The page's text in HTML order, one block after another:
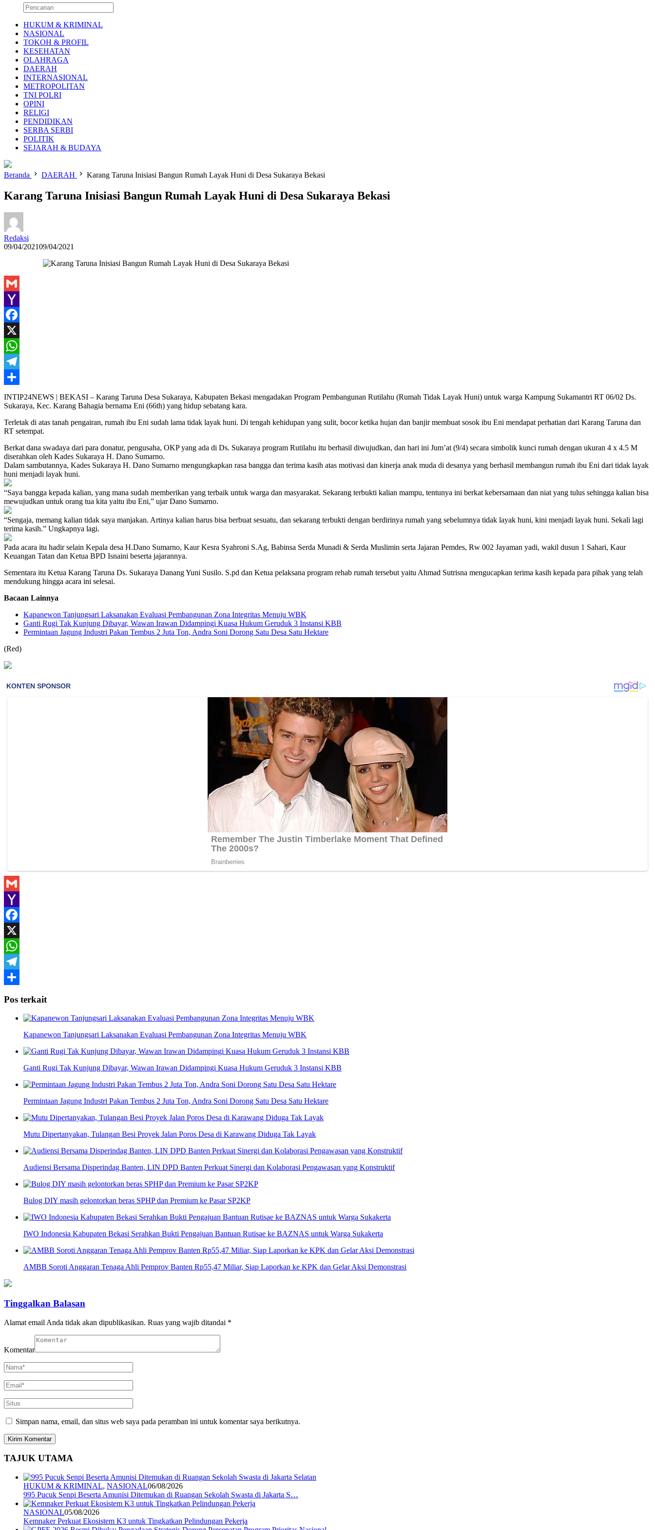
HUKUM & KRIMINAL
NASIONAL
TOKOH & PROFIL
KESEHATAN
OLAHRAGA
DAERAH
INTERNASIONAL
METROPOLITAN
TNI POLRI
OPINI
RELIGI
PENDIDIKAN
SERBA SERBI
POLITIK
SEJARAH & BUDAYA
Beranda DAERAH Karang Taruna Inisiasi Bangun Rumah Layak Huni di Desa Sukaraya Bekasi
Karang Taruna Inisiasi Bangun Rumah Layak Huni di Desa Sukaraya Bekasi
Redaksi
09/04/202109/04/2021
Gmail
Yahoo
Mail
Facebook
X
WhatsApp
Telegram
Share
INTIP24NEWS | BEKASI – Karang Taruna Desa Sukaraya, Kabupaten Bekasi mengadakan Program Pembangunan Rutilahu (Rumah Tidak Layak Huni) untuk warga Kampung Sukamantri RT 06/02 Ds.
Sukaraya, Kec. Karang Bahagia bernama Eni (66th) yang hidup sebatang kara.
Terletak di atas tanah pengairan, rumah ibu Eni sudah lama tidak layak huni. Di tengah kehidupan yang sulit, bocor ketika hujan dan banjir membuat sosok ibu Eni mendapat perhatian dari Karang Taruna dan
RT setempat.
Berkat dana swadaya dari para donatur, pengusaha, OKP yang ada di Ds. Sukaraya program Rutilahu itu berhasil diwujudkan, dan hari ini Jum’at (9/4) secara simbolik kunci rumah dengan ukuran 4 x 4.5 M
diserahkan oleh Kades Sukaraya H. Dano Sumarno.
Dalam sambutannya, Kades Sukaraya H. Dano Sumarno mengungkapkan rasa bangga dan terima kasih atas motivasi dan kinerja anak muda di desanya yang berhasil membangun rumah ibu Eni dari tidak layak
huni menjadi layak huni.
“Saya bangga kepada kalian, yang mana sudah memberikan yang terbaik untuk warga dan masyarakat. Sekarang terbukti kalian mampu, tentunya ini berkat kebersamaan dan niat yang tulus sehingga kalian bisa
mewujudkan untuk orang tua kita yaitu ibu Eni,” ujar Dano Sumarno.
“Sengaja, memang kalian tidak saya manjakan. Artinya kalian harus bisa berbuat sesuatu, dan sekarang terbukti dengan berdirinya rumah yang sebelumnya tidak layak huni, kini menjadi layak huni. Sekali lagi
terima kasih.” Ungkapnya lagi.
Pada acara itu hadir selain Kepala desa H.Dano Sumarno, Kaur Kesra Syahroni S.Ag, Babinsa Serda Munadi & Serda Muslimin serta Jajaran Pemdes, Rw 002 Jayaman yadi, wakil dusun 1 Sahari, Kaur
Keuangan Tatan dan Ketua BPD Isnaini beserta jajarannya.
Sementara itu Ketua Karang Taruna Ds. Sukaraya Danang Yuni Susilo. S.pd dan Ketua pelaksana program rehab rumah tersebut yaitu Ahmad Sutrisna mengucapkan terima kasih kepada para pihak yang telah
mendukung hingga acara ini selesai.
Bacaan Lainnya
Kapanewon Tanjungsari Laksanakan Evaluasi Pembangunan Zona Integritas Menuju WBK
Ganti Rugi Tak Kunjung Dibayar, Wawan Irawan Didampingi Kuasa Hukum Geruduk 3 Instansi KBB
Permintaan Jagung Industri Pakan Tembus 2 Juta Ton, Andra Soni Dorong Satu Desa Satu Hektare
(Red)
Gmail
Yahoo
Mail
Facebook
X
WhatsApp
Telegram
Pos terkait
Kapanewon Tanjungsari Laksanakan Evaluasi Pembangunan Zona Integritas Menuju WBK
Ganti Rugi Tak Kunjung Dibayar, Wawan Irawan Didampingi Kuasa Hukum Geruduk 3 Instansi KBB
Permintaan Jagung Industri Pakan Tembus 2 Juta Ton, Andra Soni Dorong Satu Desa Satu Hektare
Mutu Dipertanyakan, Tulangan Besi Proyek Jalan Poros Desa di Karawang Diduga Tak Layak
Audiensi Bersama Disperindag Banten, LIN DPD Banten Perkuat Sinergi dan Kolaborasi Pengawasan yang Konstruktif
Bulog DIY masih gelontorkan beras SPHP dan Premium ke Pasar SP2KP
IWO Indonesia Kabupaten Bekasi Serahkan Bukti Pengajuan Bantuan Rutisae ke BAZNAS untuk Warga Sukakerta
AMBB Soroti Anggaran Tenaga Ahli Pemprov Banten Rp55,47 Miliar, Siap Laporkan ke KPK dan Gelar Aksi Demonstrasi
Tinggalkan Balasan
Alamat email Anda tidak akan dipublikasikan. Ruas yang wajib ditandai *
Komentar
Simpan nama, email, dan situs web saya pada peramban ini untuk komentar saya berikutnya.
TAJUK UTAMA
HUKUM & KRIMINAL, NASIONAL06/08/2026
995 Pucuk Senpi Beserta Amunisi Ditemukan di Ruangan Sekolah Swasta di Jakarta S…
NASIONAL05/08/2026
Kemnaker Perkuat Ekosistem K3 untuk Tingkatkan Pelindungan Pekerja